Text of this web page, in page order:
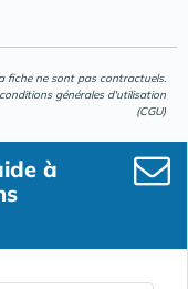
fiche ne sont pas contractuels.
conditions générales d'utilisation
(CGU)
à